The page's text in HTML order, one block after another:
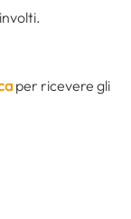
per ricevere gli